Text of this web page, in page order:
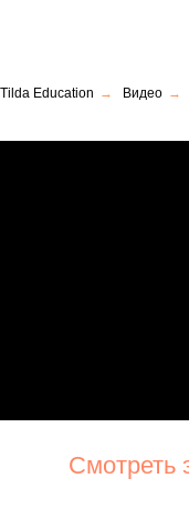
Tilda Education → Видео →
Cмотреть